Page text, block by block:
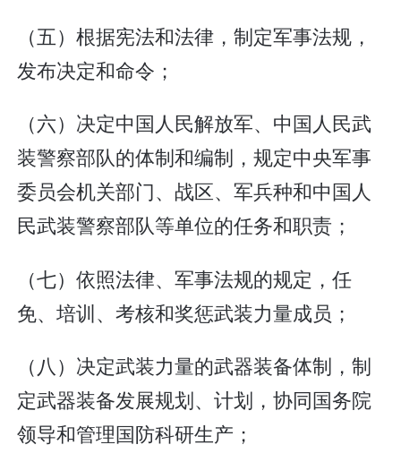
（五）根据宪法和法律，制定军事法规，
发布决定和命令；
（六）决定中国人民解放军、中国人民武
装警察部队的体制和编制，规定中央军事
委员会机关部门、战区、军兵种和中国人
民武装警察部队等单位的任务和职责；
（七）依照法律、军事法规的规定，任
免、培训、考核和奖惩武装力量成员；
（八）决定武装力量的武器装备体制，制
定武器装备发展规划、计划，协同国务院
领导和管理国防科研生产；